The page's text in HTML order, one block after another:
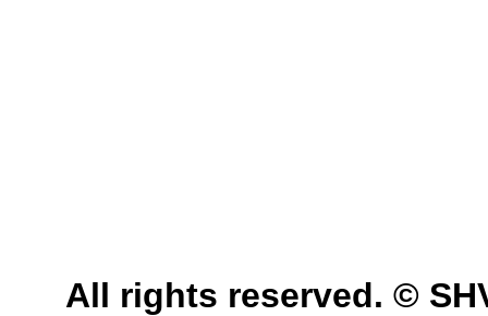
All rights reserved. ©